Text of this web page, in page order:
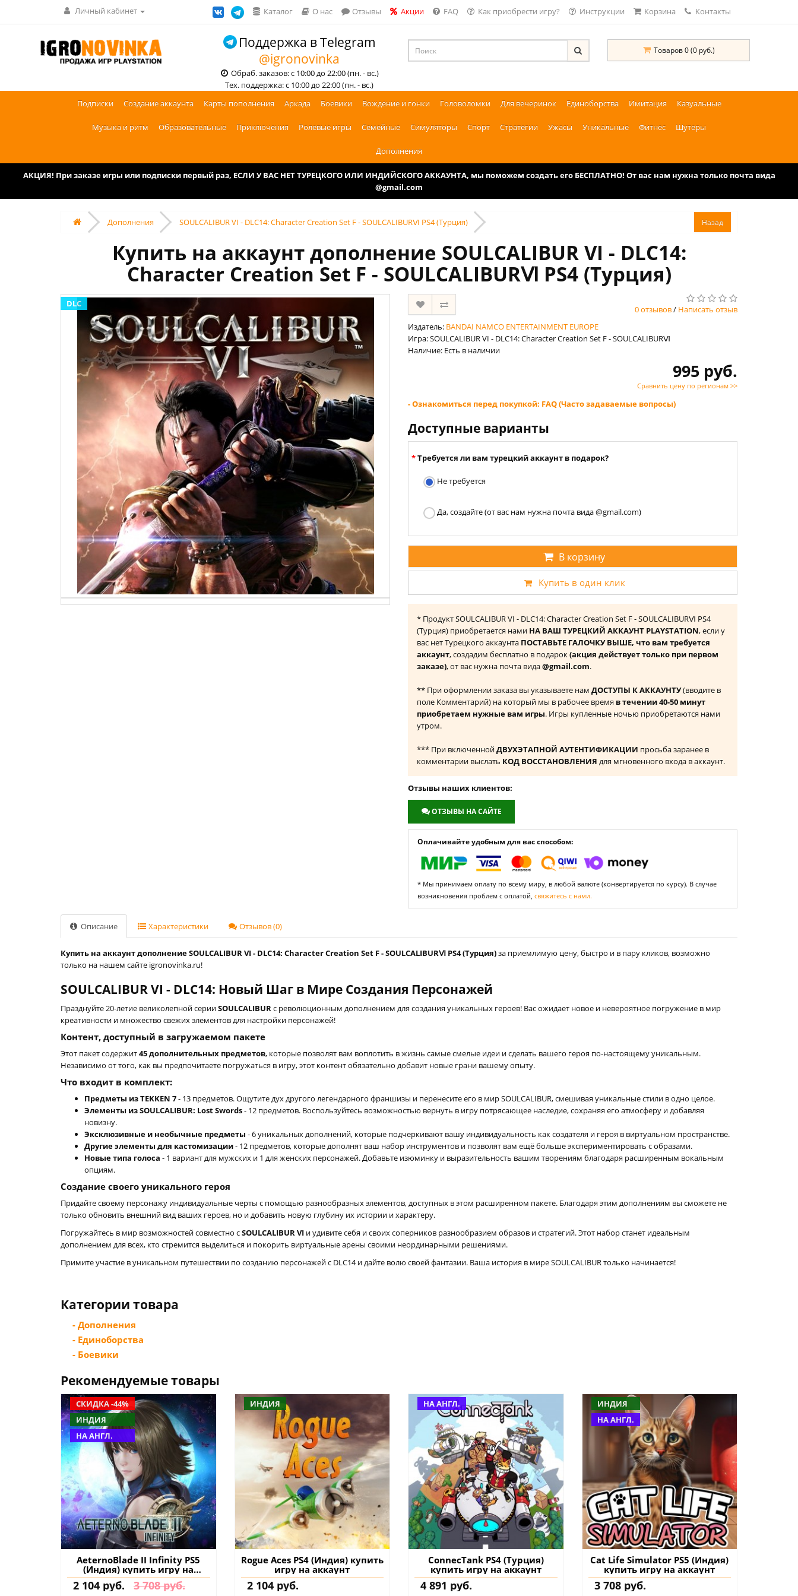
Личный кабинет Каталог О нас Отзывы Акции FAQ Как приобрести игру? Инструкции Корзина Контакты
Поддержка в Telegram
@igronovinka
Обраб. заказов: с 10:00 до 22:00 (пн. - вс.)
Тех. поддержка: с 10:00 до 22:00 (пн. - вс.)
Товаров 0 (0 руб.)
Подписки Создание аккаунта Карты пополнения Аркада Боевики Вождение и гонки Головоломки Для вечеринок Единоборства Имитация Казуальные
Музыка и ритм Образовательные Приключения Ролевые игры Семейные Симуляторы Спорт Стратегии Ужасы Уникальные Фитнес Шутеры
Дополнения
АКЦИЯ! При заказе игры или подписки первый раз, ЕСЛИ У ВАС НЕТ ТУРЕЦКОГО ИЛИ ИНДИЙСКОГО АККАУНТА, мы поможем создать его БЕСПЛАТНО! От вас нам нужна только почта вида
@gmail.com
Дополнения SOULCALIBUR VI - DLC14: Character Creation Set F - SOULCALIBURⅥ PS4 (Турция)
Купить на аккаунт дополнение SOULCALIBUR VI - DLC14:
Character Creation Set F - SOULCALIBURⅥ PS4 (Турция)
DLC
0 отзывов/ Написать отзыв
Издатель: BANDAI NAMCO ENTERTAINMENT EUROPE
Игра: SOULCALIBUR VI - DLC14: Character Creation Set F - SOULCALIBURⅥ
Наличие: Есть в наличии
995 руб.
Сравнить цену по регионам >>
- Ознакомиться перед покупкой: FAQ (Часто задаваемые вопросы)
Доступные варианты
Требуется ли вам турецкий аккаунт в подарок?
Не требуется
Да, создайте (от вас нам нужна почта вида @gmail.com)
В корзину
Купить в один клик
* Продукт SOULCALIBUR VI - DLC14: Character Creation Set F - SOULCALIBURⅥ PS4
(Турция) приобретается нами НА ВАШ ТУРЕЦКИЙ АККАУНТ PLAYSTATION, если у
вас нет Турецкого аккаунта ПОСТАВЬТЕ ГАЛОЧКУ ВЫШЕ, что вам требуется
аккаунт, создадим бесплатно в подарок(акция действует только при первом
заказе), от вас нужна почта вида@gmail.com.
** При оформлении заказа вы указываете нам ДОСТУПЫ К АККАУНТУ(вводите в
поле Комментарий) на который мы в рабочее время в течении 40-50 минут
приобретаем нужные вам игры. Игры купленные ночью приобретаются нами
утром.
*** При включеннойДВУХЭТАПНОЙ АУТЕНТИФИКАЦИИ просьба заранее в
комментарии выслать КОД ВОССТАНОВЛЕНИЯ для мгновенного входа в аккаунт.
Отзывы наших клиентов:
ОТЗЫВЫ НА САЙТЕ
Оплачивайте удобным для вас способом:
* Мы принимаем оплату по всему миру, в любой валюте (конвертируется по курсу). В случае
возникновения проблем с оплатой, свяжитесь с нами.
Описание Характеристики Отзывов (0)
Купить на аккаунт дополнение SOULCALIBUR VI - DLC14: Character Creation Set F - SOULCALIBURⅥ PS4 (Турция)за приемлимую цену, быстро и в пару кликов, возможно
только на нашем сайте igronovinka.ru!
SOULCALIBUR VI - DLC14: Новый Шаг в Мире Создания Персонажей
Празднуйте 20-летие великолепной серииSOULCALIBURс революционным дополнением для создания уникальных героев! Вас ожидает новое и невероятное погружение в мир
креативности и множество свежих элементов для настройки персонажей!
Контент, доступный в загружаемом пакете
Этот пакет содержит45 дополнительных предметов, которые позволят вам воплотить в жизнь самые смелые идеи и сделать вашего героя по-настоящему уникальным.
Независимо от того, как вы предпочитаете погружаться в игру, этот контент обязательно добавит новые грани вашему опыту.
Что входит в комплект:
Предметы из TEKKEN 7- 13 предметов. Ощутите дух другого легендарного франшизы и перенесите его в мир SOULCALIBUR, смешивая уникальные стили в одно целое.
Элементы из SOULCALIBUR: Lost Swords- 12 предметов. Воспользуйтесь возможностью вернуть в игру потрясающее наследие, сохраняя его атмосферу и добавляя
новизну.
Эксклюзивные и необычные предметы - 6 уникальных дополнений, которые подчеркивают вашу индивидуальность как создателя и героя в виртуальном пространстве.
Другие элементы для кастомизации- 12 предметов, которые дополнят ваш набор инструментов и позволят вам ещё больше экспериментировать с образами.
Новые типа голоса - 1 вариант для мужских и 1 для женских персонажей. Добавьте изюминку и выразительность вашим творениям благодаря расширенным вокальным
опциям.
Создание своего уникального героя
Придайте своему персонажу индивидуальные черты с помощью разнообразных элементов, доступных в этом расширенном пакете. Благодаря этим дополнениям вы сможете не
только обновить внешний вид ваших героев, но и добавить новую глубину их истории и характеру.
Погружайтесь в мир возможностей совместно сSOULCALIBUR VI и удивите себя и своих соперников разнообразием образов и стратегий. Этот набор станет идеальным
дополнением для всех, кто стремится выделиться и покорить виртуальные арены своими неординарными решениями.
Примите участие в уникальном путешествии по созданию персонажей с DLC14 и дайте волю своей фантазии. Ваша история в мире SOULCALIBUR только начинается!
Категории товара
- Дополнения
- Единоборства
- Боевики
Рекомендуемые товары
СКИДКА -44%
ИНДИЯ
НА АНГЛ.
AeternoBlade II Infinity PS5
(Индия) купить игру на
аккаунт
2 104 руб. 3 708 руб.
ИНДИЯ
Rogue Aces PS4 (Индия) купить
игру на аккаунт
2 104 руб.
НА АНГЛ.
ConnecTank PS4 (Турция)
купить игру на аккаунт
4 891 руб.
ИНДИЯ
НА АНГЛ.
Cat Life Simulator PS5 (Индия)
купить игру на аккаунт
3 708 руб.